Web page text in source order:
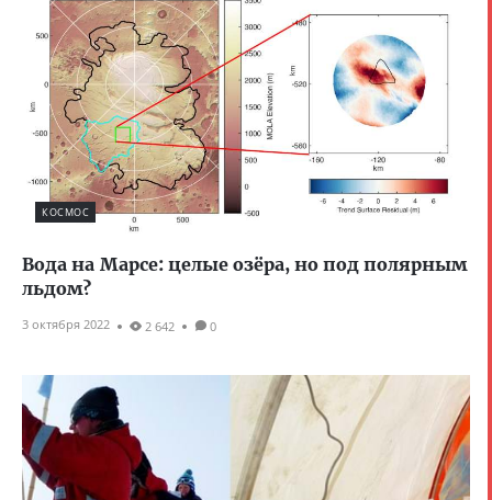
КОСМОС
Вода на Марсе: целые озёра, но под полярным
льдом?
3 октября 2022 2 642 0